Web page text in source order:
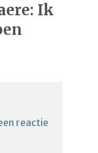
Ik
reactie